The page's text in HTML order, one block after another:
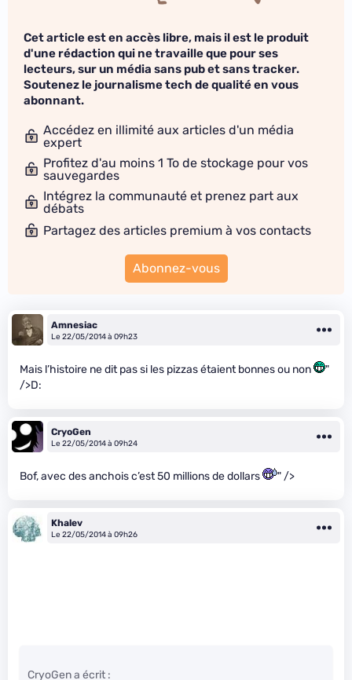
Cet article est en accès libre, mais il est le produit
d'une rédaction qui ne travaille que pour ses
lecteurs, sur un média sans pub et sans tracker.
Soutenez le journalisme tech de qualité en vous
abonnant.
Accédez en illimité aux articles d'un média
expert
Profitez d'au moins 1 To de stockage pour vos
sauvegardes
Intégrez la communauté et prenez part aux
débats
Partagez des articles premium à vos contacts
Abonnez-vous
Amnesiac
Le 22/05/2014 à 09h23
Mais l’histoire ne dit pas si les pizzas étaient bonnes ou non
"
/>D:
CryoGen
Le 22/05/2014 à 09h24
Bof, avec des anchois c’est 50 millions de dollars " />
Khalev
Le 22/05/2014 à 09h26
CryoGen a écrit :